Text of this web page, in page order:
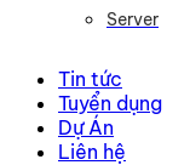
Server
Tin tức
Tuyển dụng
Dự Án
Liên hệ